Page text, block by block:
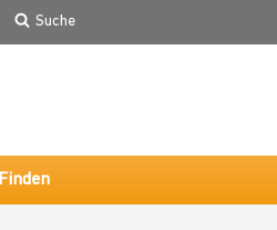
Suche
Finden